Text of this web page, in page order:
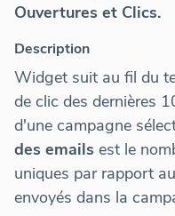
Ouvertures et Clics.
Description
Widget suit au fil du
de clic des dernières
d'une campagne
des emails est le
uniques par rapport
envoyés dans la